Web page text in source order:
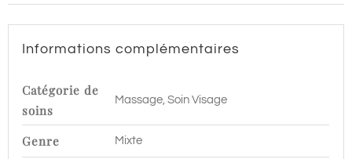
Institut
-
Informations complémentaires
Catégorie de
soins
Massage, Soin Visage
Genre Mixte